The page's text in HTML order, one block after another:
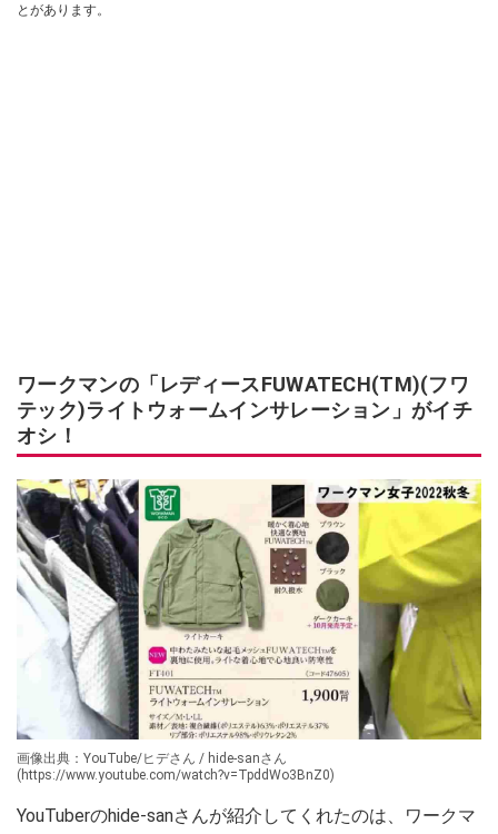
とがあります。
ワークマンの「レディースFUWATECH(TM)(フワ
テック)ライトウォームインサレーション」がイチ
オシ！
画像出典：YouTube/ヒデさん / hide-sanさん
(https://www.youtube.com/watch?v=TpddWo3BnZ0)
YouTuberのhide-sanさんが紹介してくれたのは、ワークマ